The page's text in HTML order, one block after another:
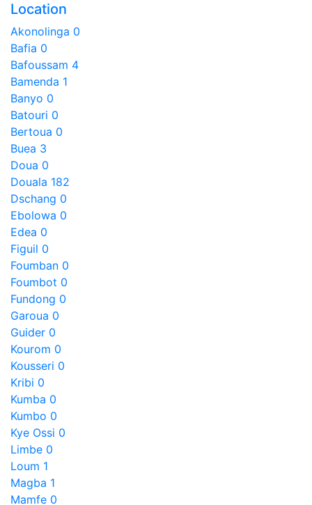
Location
Akonolinga 0
Bafia 0
Bafoussam 4
Bamenda 1
Banyo 0
Batouri 0
Bertoua 0
Buea 3
Doua 0
Douala 182
Dschang 0
Ebolowa 0
Edea 0
Figuil 0
Foumban 0
Foumbot 0
Fundong 0
Garoua 0
Guider 0
Kourom 0
Kousseri 0
Kribi 0
Kumba 0
Kumbo 0
Kye Ossi 0
Limbe 0
Loum 1
Magba 1
Mamfe 0